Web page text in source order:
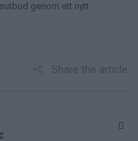
genom ett nytt
Share the article